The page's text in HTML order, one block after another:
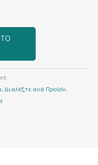
,Διαλέξτε ανά Προϊόν,